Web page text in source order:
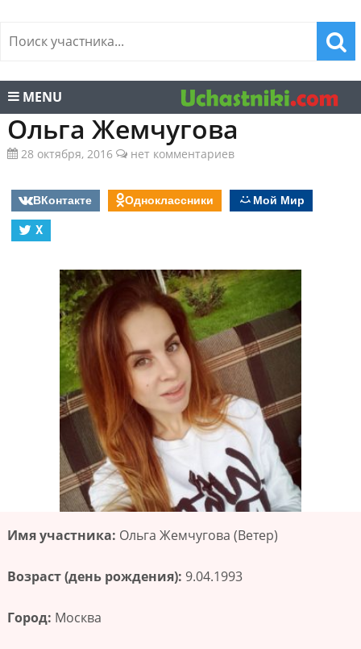
MENU
Ольга Жемчугова
28 октября, 2016 нет комментариев
ВКонтакте Одноклассники
Мой Мир
X
Имя участника: Ольга Жемчугова (Ветер)
Возраст (день рождения): 9.04.1993
Город: Москва